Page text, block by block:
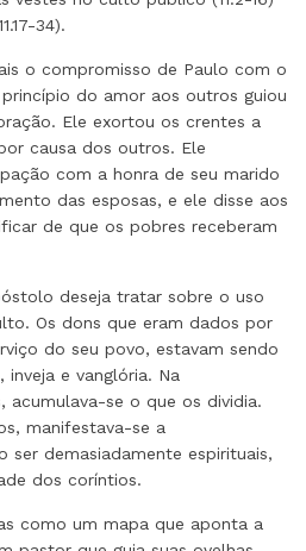
34).
o compromisso de Paulo com o
do amor aos outros guiou
Ele exortou os crentes a
causa dos outros. Ele
com a honra de seu marido
das esposas, e ele disse aos
de que os pobres receberam
deseja tratar sobre o uso
Os dons que eram dados por
do seu povo, estavam sendo
e vanglória. Na
acumulava-se o que os dividia.
manifestava-se a
ser demasiadamente espirituais,
dos coríntios.
como um mapa que aponta a